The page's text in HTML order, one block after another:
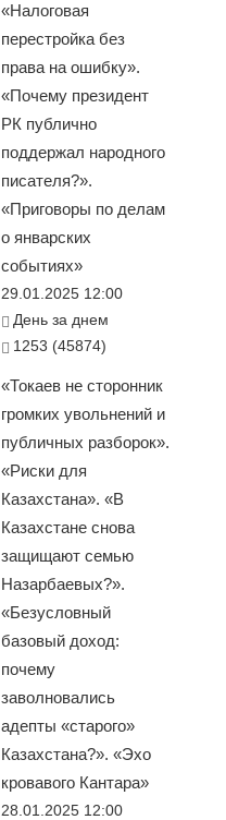
«Налоговая
перестройка без
права на ошибку».
«Почему президент
РК публично
поддержал народного
писателя?».
«Приговоры по делам
о январских
событиях»
29.01.2025 12:00
День за днем
1253 (45874)
«Токаев не сторонник
громких увольнений и
публичных разборок».
«Риски для
Казахстана». «В
Казахстане снова
защищают семью
Назарбаевых?».
«Безусловный
базовый доход:
почему
заволновались
адепты «старого»
Казахстана?». «Эхо
кровавого Кантара»
28.01.2025 12:00